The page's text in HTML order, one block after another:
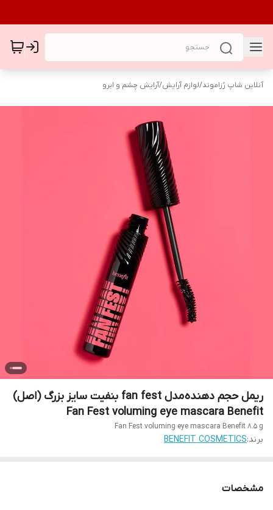
آنلاین شاپ رُزاموند/لوازم آرایش/آرایش چشم و ابرو
ریمل حجم دهنده مدل fan fest بنفیت سایز بزرگ (اصل)
Fan Fest voluming eye mascara Benefit
Fan Fest voluming eye mascara Benefit 8.5 g
برند:BENEFIT COSMETICS
مشخصات